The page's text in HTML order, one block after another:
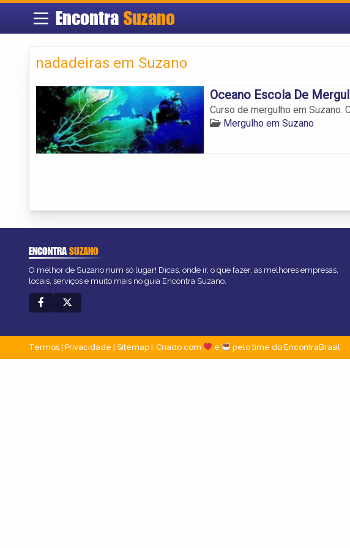
Encontra Suzano
nadadeiras em Suzano
Oceano Escola De
Curso de mergulho em Suzano.
Mergulho em Suzano
ENCONTRASUZANO
O melhor de Suzano num só lugar! Dicas, onde ir, o que fazer, as melhores empresas,
locais, serviços e muito mais no guia Encontra Suzano.
Termos Privacidade Sitemap Criado com e pelo time do EncontraBrasil